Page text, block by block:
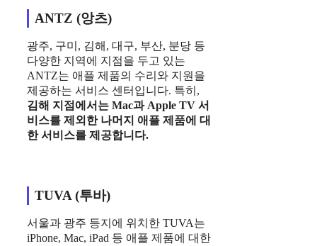
ANTZ (앙츠)
광주, 구미, 김해, 대구, 부산, 분당 등
다양한 지역에 지점을 두고 있는
ANTZ는 애플 제품의 수리와 지원을
제공하는 서비스 센터입니다. 특히,
김해 지점에서는 Mac과 Apple TV 서
비스를 제외한 나머지 애플 제품에 대
한 서비스를 제공합니다.
TUVA (투바)
서울과 광주 등지에 위치한 TUVA는
iPhone, Mac, iPad 등 애플 제품에 대한